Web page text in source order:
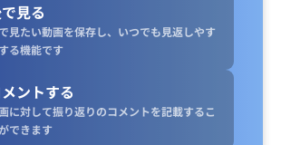
見る
見たい動画を保存し、いつでも見返しやす
る機能です
ントする
に対して振り返りのコメントを記載するこ
できます